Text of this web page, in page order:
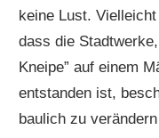
keine Lust.
dass die
Kneipe” auf einem
entstanden ist,
baulich zu